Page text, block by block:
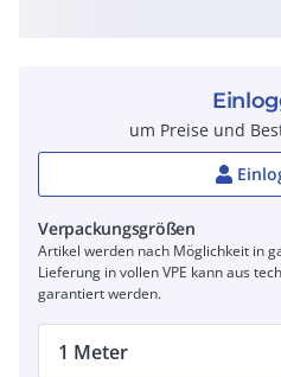
um Preise und
Verpackungsgrößen
Artikel werden nach Möglichkeit in
Lieferung in vollen VPE kann aus
garantiert werden.
1 Meter